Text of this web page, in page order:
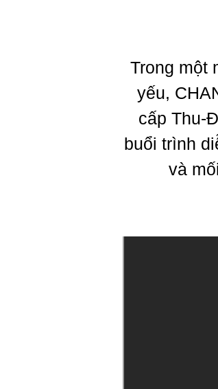
Trong một
yếu,
cấp Thu-
buổi trình
và